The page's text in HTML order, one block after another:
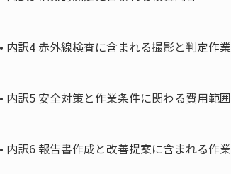
• 内訳4 赤外線検査に含まれる撮影と判定作業
• 内訳5 安全対策と作業条件に関わる費用範囲
• 内訳6 報告書作成と改善提案に含まれる作業